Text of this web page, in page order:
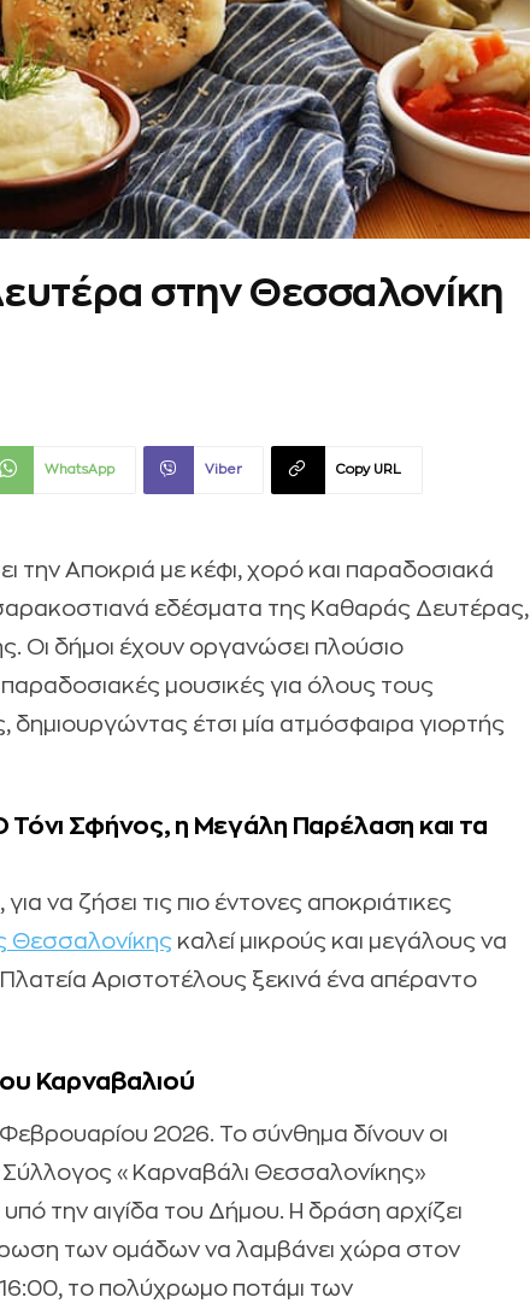
στην Θεσσαλονίκη
WhatsApp Viber Copy URL
την Αποκριά με κέφι, χορό και παραδοσιακά
εδέσματα της Καθαράς Δευτέρας,
Οι δήμοι έχουν οργανώσει πλούσιο
μουσικές για όλους τους
δημιουργώντας έτσι μία ατμόσφαιρα γιορτής
Σφήνος, η Μεγάλη Παρέλαση και τα
να ζήσει τις πιο έντονες αποκριάτικες
Θεσσαλονίκης καλεί μικρούς και μεγάλους να
Αριστοτέλους ξεκινά ένα απέραντο
Καρναβαλιού
2026. Το σύνθημα δίνουν οι
Σύλλογος «Καρναβάλι Θεσσαλονίκης»
την αιγίδα του Δήμου. Η δράση αρχίζει
των ομάδων να λαμβάνει χώρα στον
το πολύχρωμο ποτάμι των